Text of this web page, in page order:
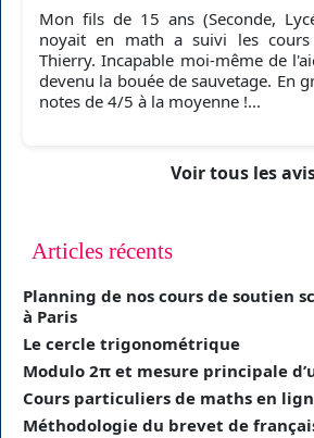
Mon fils de 15 ans (Seconde,
noyait en math a suivi les
Thierry. Incapable moi-même de
devenu la bouée de sauvetage. En
notes de 4/5 à la moyenne !...
Voir tous les
Articles récents
Planning de nos cours de soutien
à Paris
Le cercle trigonométrique
Modulo 2π et mesure principale
Cours particuliers de maths en
Méthodologie du brevet de